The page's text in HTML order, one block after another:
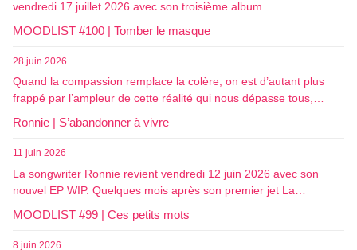
vendredi 17 juillet 2026 avec son troisième album…
MOODLIST #100 | Tomber le masque
28 juin 2026
Quand la compassion remplace la colère, on est d’autant plus
frappé par l’ampleur de cette réalité qui nous dépasse tous,…
Ronnie | S’abandonner à vivre
11 juin 2026
La songwriter Ronnie revient vendredi 12 juin 2026 avec son
nouvel EP WIP. Quelques mois après son premier jet La…
MOODLIST #99 | Ces petits mots
8 juin 2026